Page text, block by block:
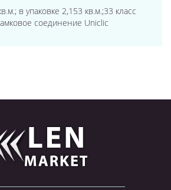
в упаковке 2,153 кв.м.;33 класс
соединение Uniclic